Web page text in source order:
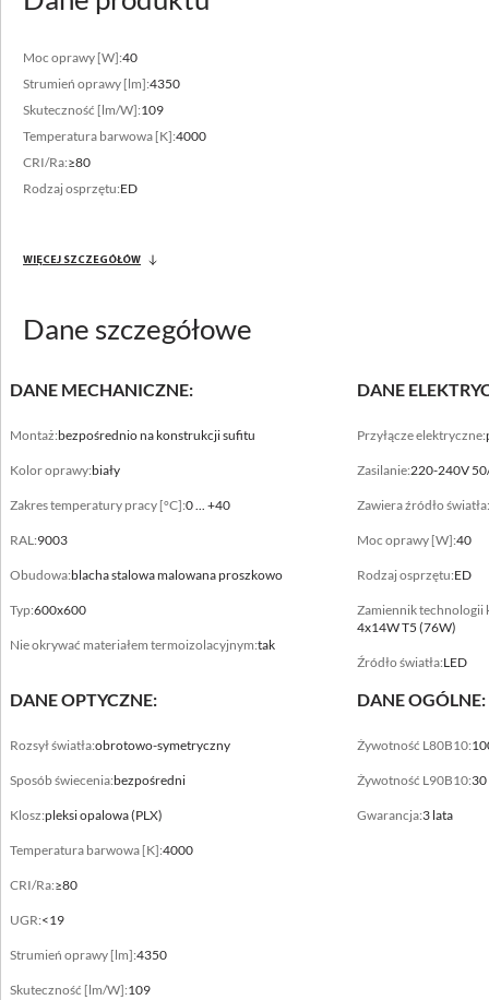
Moc oprawy [W]:40
Strumień oprawy [lm]:4350
Skuteczność [lm/W]:109
Temperatura barwowa [K]:4000
CRI/Ra:≥80
Rodzaj osprzętu:ED
WIĘCEJ SZCZEGÓŁÓW
Dane szczegółowe
DANE MECHANICZNE:
Montaż:bezpośrednio na konstrukcji sufitu
Kolor oprawy:biały
Zakres temperatury pracy [°C]:0 ... +40
RAL:9003
Obudowa:blacha stalowa malowana proszkowo
Typ:600x600
Nie okrywać materiałem termoizolacyjnym:tak
DANE
Przyłącze elektryczne:
Zasilanie:220-240V
Zawiera źródło światła:
Moc oprawy [W]:40
Rodzaj osprzętu:ED
Zamiennik
4x14W T5 (76W)
Źródło światła:LED
DANE OPTYCZNE:
Rozsył światła:obrotowo-symetryczny
Sposób świecenia:bezpośredni
Klosz:pleksi opalowa (PLX)
Temperatura barwowa [K]:4000
CRI/Ra:≥80
UGR:<19
Strumień oprawy [lm]:4350
Skuteczność [lm/W]:109
DANE OGÓLNE:
Żywotność L80B10:
Żywotność L90B10:
Gwarancja:3 lata
Zakres strumienia świetlnego
4150 - 5000 [lm]
3000 - 4000 [K]
Dane mechaniczne
Montaż
biały
0 ... +40
9003
blacha stalowa malowana proszkowo